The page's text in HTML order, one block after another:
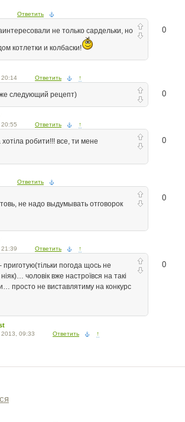
Ответить
0
не только сардельки, но
котлетки и колбаски!
20:14 Ответить ↑
0
следующий рецепт)
Ответить ↑
0
робити!!! все, ти мене
Ответить
0
не надо выдумывать отговорок
Ответить ↑
0
приготую(тільки погода щось не
чоловік вже настроївся на такі
просто не виставлятиму на конкурс
09:33 Ответить ↑